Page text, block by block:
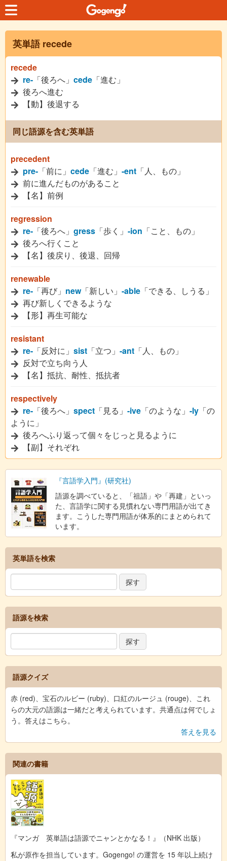
英単語 recede
recede
re- 「後ろへ」 cede 「進む」
後ろへ進む
【動】後退する
同じ語源を含む英単語
precedent
pre- 「前に」 cede 「進む」 -ent 「人、もの」
前に進んだものがあること
【名】前例
regression
re- 「後ろへ」 gress 「歩く」 -ion 「こと、もの」
後ろへ行くこと
【名】後戻り、後退、回帰
renewable
re- 「再び」 new「新しい」 -able 「できる、しうる」
再び新しくできるような
【形】再生可能な
resistant
re- 「反対に」 sist 「立つ」 -ant 「人、もの」
反対で立ち向う人
【名】抵抗、耐性、抵抗者
respectively
re- 「後ろへ」 spect 「見る」 -ive 「のような」 -ly 「の
ように」
後ろへふり返って個々をじっと見るように
【副】それぞれ
『言語学入門』(研究社)
語源を調べていると、「祖語」や「再建」といっ
た、言語学に関する見慣れない専門用語が出てき
ます。こうした専門用語が体系的にまとめられて
います。
英単語を検索
語源を検索
語源クイズ
赤 (red)、宝石のルビー (ruby)、口紅のルージュ (rouge)、これ
らの大元の語源は一緒だと考えられています。共通点は何でしょ
う。答えはこちら。
答えを見る
関連の書籍
『マンガ 英単語は語源でニャンとかなる！』（NHK 出版）
私が原作を担当しています。Gogengo! の運営を 15 年以上続け